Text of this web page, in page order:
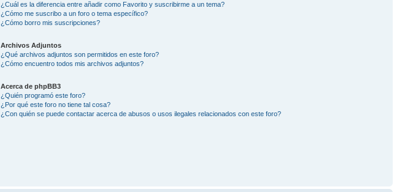
¿Cuál es la diferencia entre añadir como Favorito y suscribirme a un tema?
¿Cómo me suscribo a un foro o tema específico?
¿Cómo borro mis suscripciones?
Archivos Adjuntos
¿Qué archivos adjuntos son permitidos en este foro?
¿Cómo encuentro todos mis archivos adjuntos?
Acerca de phpBB3
¿Quién programó este foro?
¿Por qué este foro no tiene tal cosa?
¿Con quién se puede contactar acerca de abusos o usos ilegales relacionados con este foro?